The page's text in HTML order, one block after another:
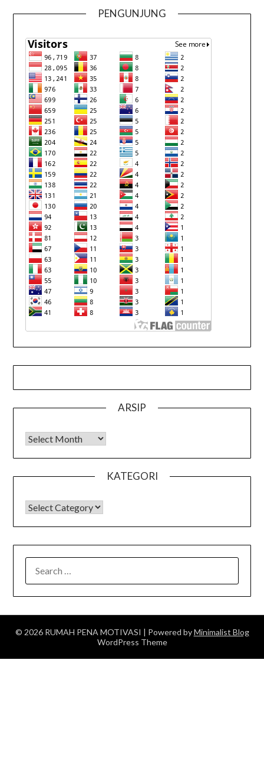
PENGUNJUNG
ARSIP
Arsip
KATEGORI
KATEGORI
FOR:
© 2026 RUMAH PENA MOTIVASI | Powered byMinimalist Blog
WordPress Theme